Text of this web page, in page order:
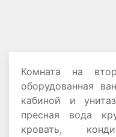
Комната на
оборудованная
кабиной и
пресная вода
кровать,